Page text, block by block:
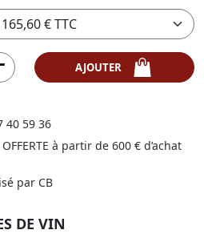
40 59 36
à partir de 600 € d’achat
par CB
DE VIN